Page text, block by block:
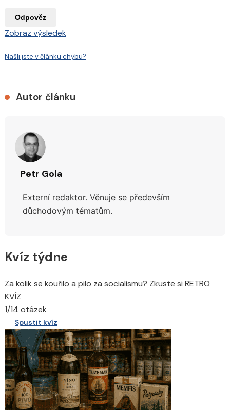
Odpověz
Zobraz výsledek
Našli jste v článku chybu?
Autor článku
Petr Gola
Externí redaktor. Věnuje se především
důchodovým tématům.
Kvíz týdne
Za kolik se kouřilo a pilo za socialismu? Zkuste si RETRO
KVÍZ
1/14 otázek
Spustit kvíz